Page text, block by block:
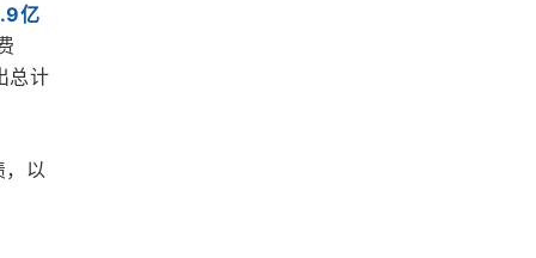
亿
总计
以